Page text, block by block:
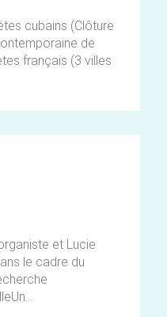
cubains (Clôture
de
français (3 villes
et Lucie
le cadre du